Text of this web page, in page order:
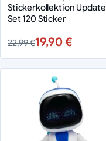
Stickerkollektion Update
Set 120 Sticker
22,99 €19,90 €